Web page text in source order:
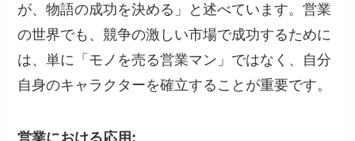
が、物語の成功を決める」と述べています。営業
の世界でも、競争の激しい市場で成功するために
は、単に「モノを売る営業マン」ではなく、自分
自身のキャラクターを確立することが重要です。